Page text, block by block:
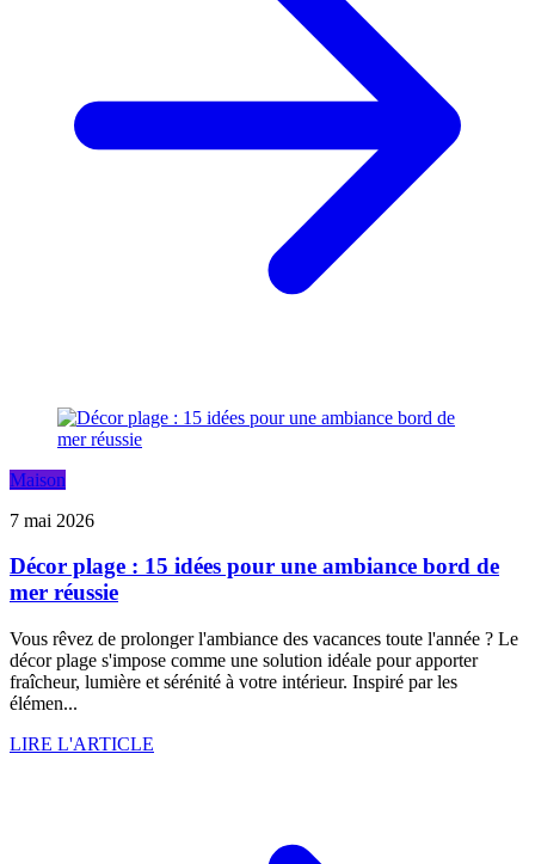
Maison
7 mai 2026
Décor plage : 15 idées pour une ambiance bord de
mer réussie
Vous rêvez de prolonger l'ambiance des vacances toute l'année ? Le
décor plage s'impose comme une solution idéale pour apporter
fraîcheur, lumière et sérénité à votre intérieur. Inspiré par les
élémen...
LIRE L'ARTICLE